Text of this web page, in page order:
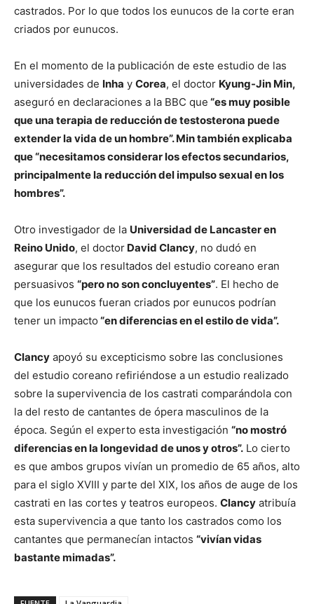
castrados. Por lo que todos los eunucos de la corte eran
criados por eunucos.
En el momento de la publicación de este estudio de las
universidades de Inha y Corea, el doctor Kyung-Jin Min,
aseguró en declaraciones a la BBC que “es muy posible
que una terapia de reducción de testosterona puede
extender la vida de un hombre”. Min también explicaba
que “necesitamos considerar los efectos secundarios,
principalmente la reducción del impulso sexual en los
hombres”.
Otro investigador de la Universidad de Lancaster en
Reino Unido, el doctor David Clancy, no dudó en
asegurar que los resultados del estudio coreano eran
persuasivos “pero no son concluyentes”. El hecho de
que los eunucos fueran criados por eunucos podrían
tener un impacto “en diferencias en el estilo de vida”.
Clancy apoyó su excepticismo sobre las conclusiones
del estudio coreano refiriéndose a un estudio realizado
sobre la supervivencia de los castrati comparándola con
la del resto de cantantes de ópera masculinos de la
época. Según el experto esta investigación “no mostró
diferencias en la longevidad de unos y otros”. Lo cierto
es que ambos grupos vivían un promedio de 65 años, alto
para el siglo XVIII y parte del XIX, los años de auge de los
castrati en las cortes y teatros europeos. Clancy atribuía
esta supervivencia a que tanto los castrados como los
cantantes que permanecían intactos “vivían vidas
bastante mimadas”.